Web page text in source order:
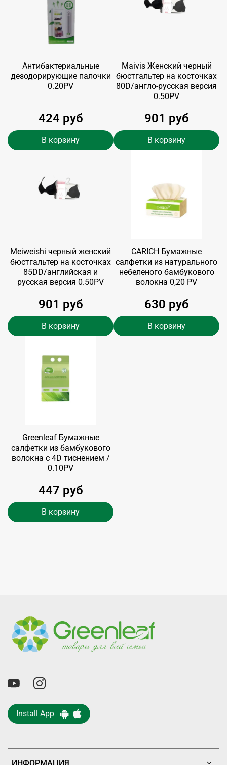
Антибактериальные
дезодорирующие палочки
0.20PV
424 руб
В корзину
Maivis Женский черный
бюстгальтер на косточках
80D/англо-русская версия
0.50PV
901 руб
В корзину
Meiweishi черный женский
бюстгальтер на косточках
85DD/английская и
русская версия 0.50PV
901 руб
В корзину
CARICH Бумажные
салфетки из натурального
небеленого бамбукового
волокна 0,20 PV
630 руб
В корзину
Greenleaf Бумажные
салфетки из бамбукового
волокна с 4D тиснением /
0.10PV
447 руб
В корзину
Install App